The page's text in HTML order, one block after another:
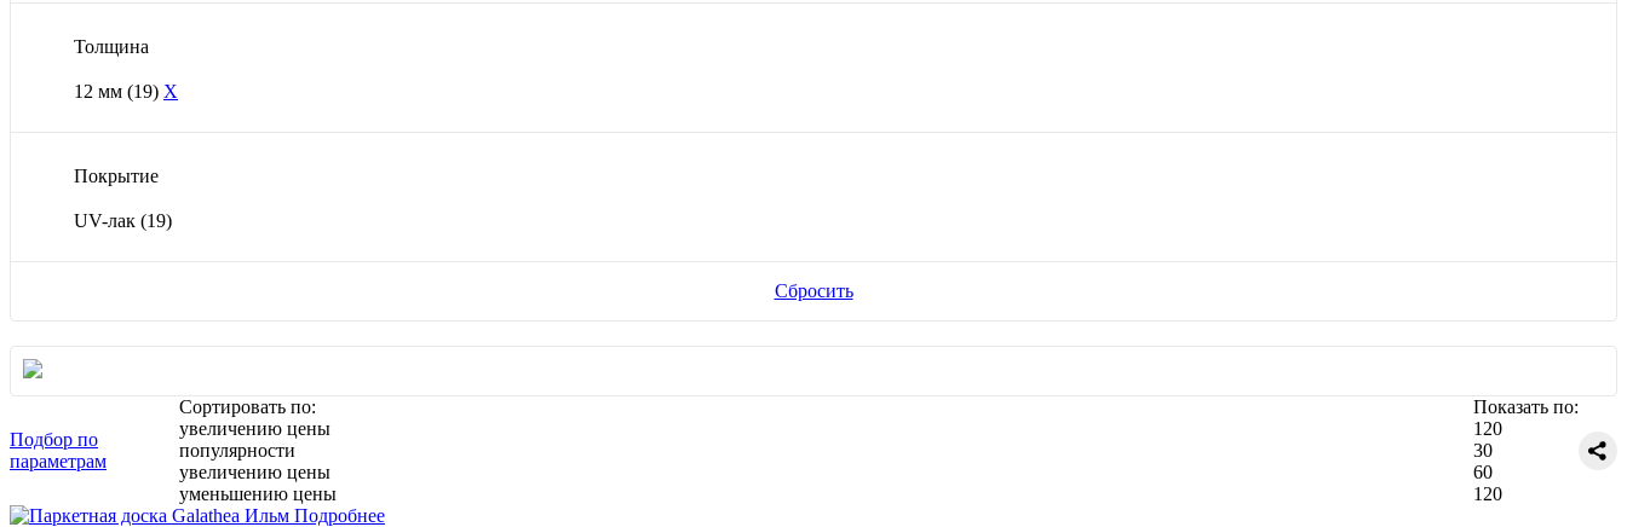
Толщина
12 мм (19) X
Покрытие
UV-лак (19)
Сбросить
Подбор по
параметрам
Сортировать по:
увеличению цены
популярности
увеличению цены
уменьшению цены
Показать по:
120
30
60
120
Подробнее